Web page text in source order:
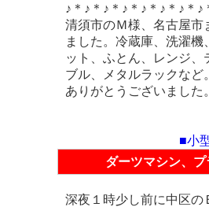
♪＊♪＊♪＊♪＊♪＊♪＊♪＊
清須市のＭ様、名古屋市
ました。冷蔵庫、洗濯
ット、ふとん、レンジ
ブル、メタルラックな
ありがとうございました
■小
ダーツマシン、
深夜１時少し前に中区の